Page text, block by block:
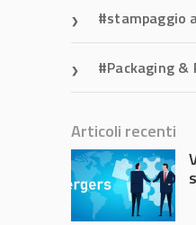
stampaggio
Packaging &
Articoli recenti